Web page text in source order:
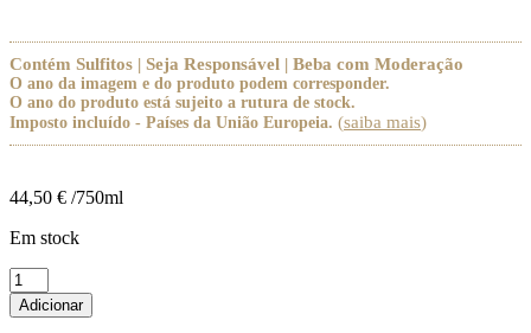
Contém Sulfitos | Seja Responsável | Beba com Moderação
O ano da imagem e do produto podem corresponder.
O ano do produto está sujeito a rutura de stock.
Imposto incluído - Países da União Europeia. (saiba mais)
44,50 € /750ml
Em stock
Quantidade
de
A.
Adicionar